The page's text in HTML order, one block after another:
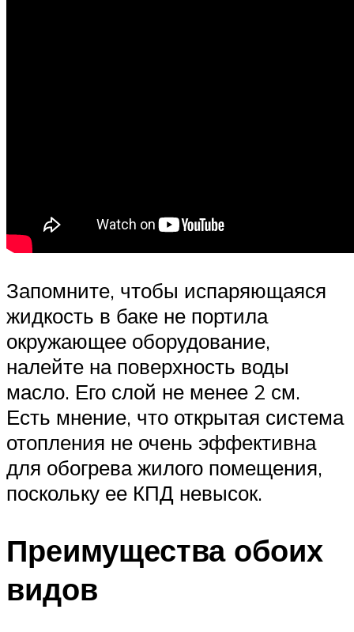
Запомните, чтобы испаряющаяся
жидкость в баке не портила
окружающее оборудование,
налейте на поверхность воды
масло. Его слой не менее 2 см.
Есть мнение, что открытая система
отопления не очень эффективна
для обогрева жилого помещения,
поскольку ее КПД невысок.
Преимущества обоих
видов